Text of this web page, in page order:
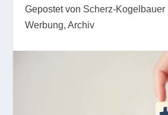
Gepostet von Scherz-Kogelbauer
Werbung,Archiv